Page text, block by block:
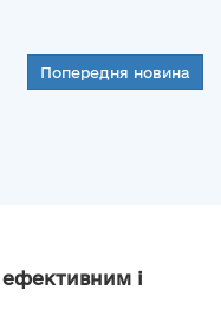
Попередня новина
і